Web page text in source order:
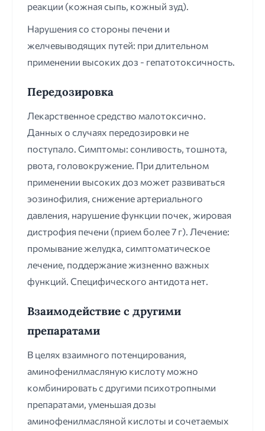
реакции (кожная сыпь, кожный зуд).
Нарушения со стороны печени и
желчевыводящих путей: при длительном
применении высоких доз - гепатотоксичность.
Передозировка
Лекарственное средство малотоксично.
Данных о случаях передозировки не
поступало. Симптомы: сонливость, тошнота,
рвота, головокружение. При длительном
применении высоких доз может развиваться
эозинофилия, снижение артериального
давления, нарушение функции почек, жировая
дистрофия печени (прием более 7 г). Лечение:
промывание желудка, симптоматическое
лечение, поддержание жизненно важных
функций. Специфического антидота нет.
Взаимодействие с другими
препаратами
В целях взаимного потенцирования,
аминофенилмасляную кислоту можно
комбинировать с другими психотропными
препаратами, уменьшая дозы
аминофенилмасляной кислоты и сочетаемых